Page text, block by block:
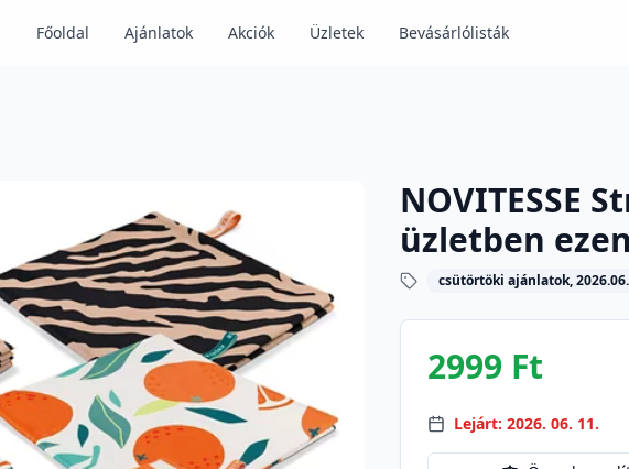
Főoldal Ajánlatok Akciók Üzletek Bevásárlólisták
NOVITESSE
üzletben
csütörtöki ajánlatok,
2999 Ft
Lejárt: 2026. 06. 11.